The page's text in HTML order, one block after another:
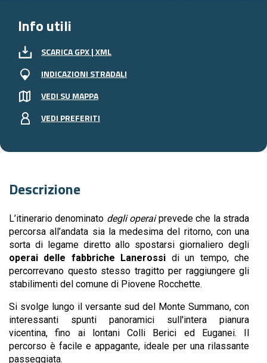
Descrizione
L’itinerario denominato degli operaiprevede che la strada
percorsa all’andata sia la medesima del ritorno, con una
sorta di legame diretto allo spostarsi giornaliero degli
operai delle fabbriche Lanerossi di un tempo, che
percorrevano questo stesso tragitto per raggiungere gli
stabilimenti del comune di Piovene Rocchette.
Si svolge lungo il versante sud del Monte Summano, con
interessanti spunti panoramici sull'intera pianura
vicentina, fino ai lontani Colli Berici ed Euganei. Il
percorso è facile e appagante, ideale per una rilassante
passeggiata.
Info utili
SCARICA GPX | XML
INDICAZIONI STRADALI
VEDI SU MAPPA
VEDI PREFERITI